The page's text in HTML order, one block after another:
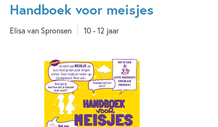
uitgevers
Handboek voor meisjes
Elisa van Spronsen 10 - 12 jaar